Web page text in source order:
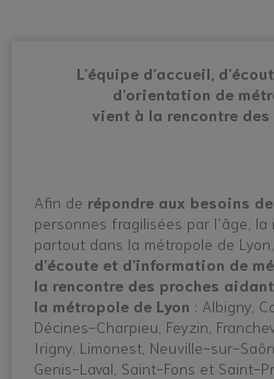
L’équipe d’accueil,
d’orientation de
vient à la rencontre
Afin de répondre aux besoins
personnes fragilisées par l’âge,
partout dans la métropole de Lyon,
d’écoute et d’information de
la rencontre des proches
la métropole de Lyon : Albigny,
Décines-Charpieu, Feyzin,
Irigny, Limonest, Neuville-sur-
Genis-Laval, Saint-Fons et Saint-